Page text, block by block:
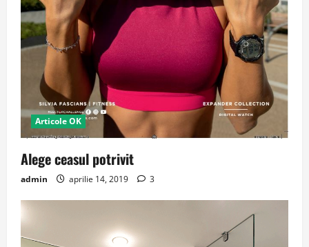
Articole OK
Alege ceasul potrivit
admin aprilie 14, 2019 3